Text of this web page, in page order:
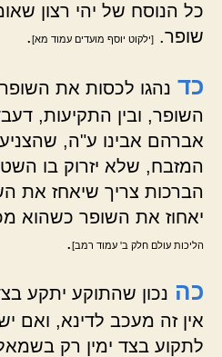
כל הנוסח של יהי רצון
שופר. [ילקוט יוסף מועדים עמוד מא].
כד נהגו לכסות את
השופר, ובין התקיעות,
אברהם אבינו ע"ה,
המזבח, שלא יזרוק בו
הברכות צריך שיאחז את
יאחוז את השופר כשהוא
הליכות עולם חלק ב' עמוד רמב].
כה נכון שהתוקע יתקע
אין זה מעכב לדינא, ואם
לתקוע בצד ימין רק